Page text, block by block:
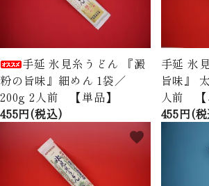
手延 氷見糸うどん 『澱
粉の旨味』細めん 1袋／
200g 2人前 【単品】
455円(税込)
手延 氷
旨味』
人前 【
455円(
favorite